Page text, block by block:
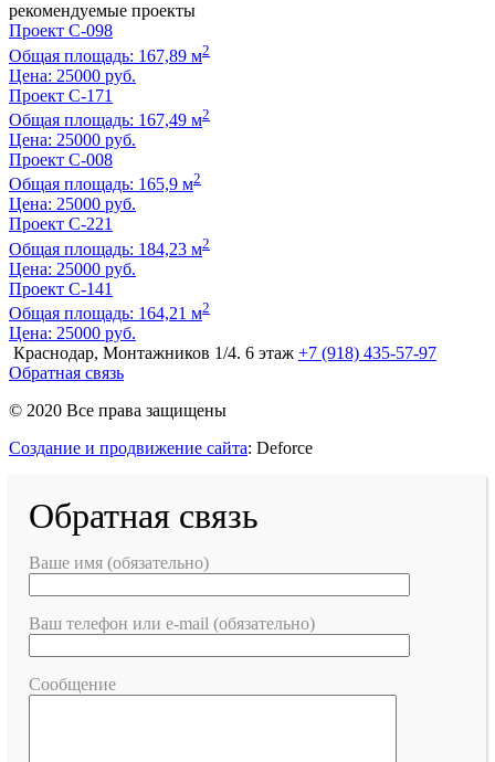
рекомендуемые проекты
Проект C-098
Общая площадь: 167,89 м2
Цена: 25000 руб.
Проект C-171
Общая площадь: 167,49 м2
Цена: 25000 руб.
Проект C-008
Общая площадь: 165,9 м2
Цена: 25000 руб.
Проект C-221
Общая площадь: 184,23 м2
Цена: 25000 руб.
Проект C-141
Общая площадь: 164,21 м2
Цена: 25000 руб.
Краснодар, Монтажников 1/4. 6 этаж +7 (918) 435-57-97
Обратная связь
© 2020 Все права защищены
Создание и продвижение сайта: Deforce
Обратная связь
Ваше имя (обязательно)
Ваш телефон или e-mail (обязательно)
Сообщение